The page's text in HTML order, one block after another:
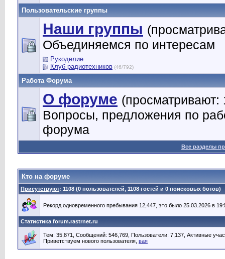
Пользовательские группы
Наши группы
Объединяемся по интересам
Рукоделие
Клуб радиотехников (46/792)
Работа Форума
О форуме (просматривают:
Вопросы, предложения по
форума
Все разделы
Кто на форуме
Присутствуют: 1108 (0 пользователей, 1108 гостей и 0 поисковых ботов)
Рекорд одновременного пребывания 12,447, это было 25.03.2026 в
Статистика forum.rastrnet.ru
Тем: 35,871, Сообщений: 546,769, Пользователи: 7,137, Активные
Приветствуем нового пользователя, вая